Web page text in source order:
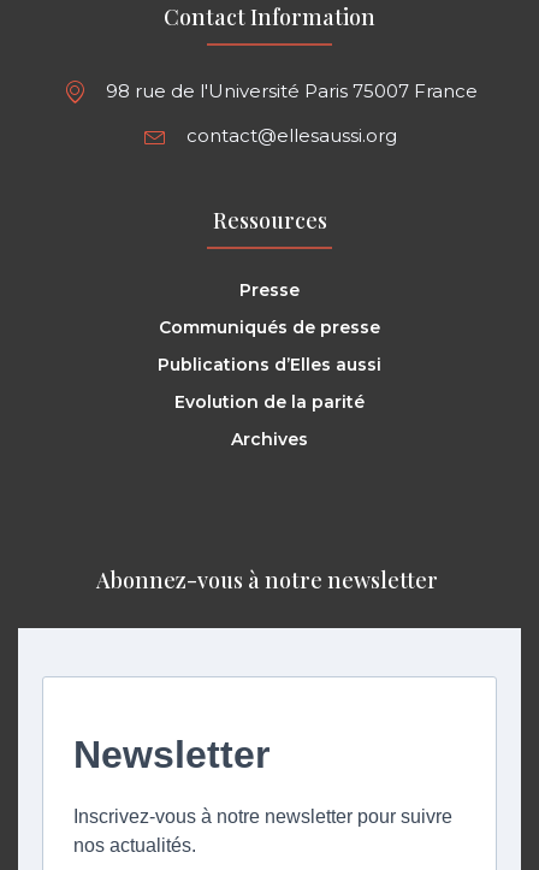
Contact Information
98 rue de l'Université Paris 75007 France
contact@ellesaussi.org
Ressources
Presse
Communiqués de presse
Publications d’Elles aussi
Evolution de la parité
Archives
Abonnez-vous à notre newsletter ​